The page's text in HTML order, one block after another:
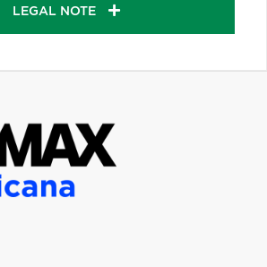
LEGAL NOTE